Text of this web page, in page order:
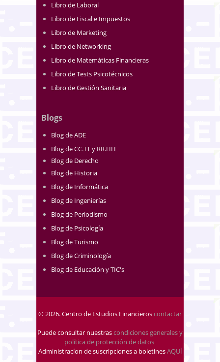
Libro de Laboral
Libro de Fiscal e Impuestos
Libro de Marketing
Libro de Networking
Libro de Matemáticas Financieras
Libro de Tests Psicotécnicos
Libro de Gestión Sanitaria
Blogs
Blog de ADE
Blog de CC.TT y RR.HH
Blog de Derecho
Blog de Historia
Blog de Informática
Blog de Ingenierías
Blog de Periodismo
Blog de Psicología
Blog de Turismo
Blog de Criminología
Blog de Educación y TIC's
© 2026. Centro de Estudios Financieroscontactar
Puede consultar nuestrascondiciones generales y
política de protección de datos
Administracíon de suscripciones a boletinesAQUÍ